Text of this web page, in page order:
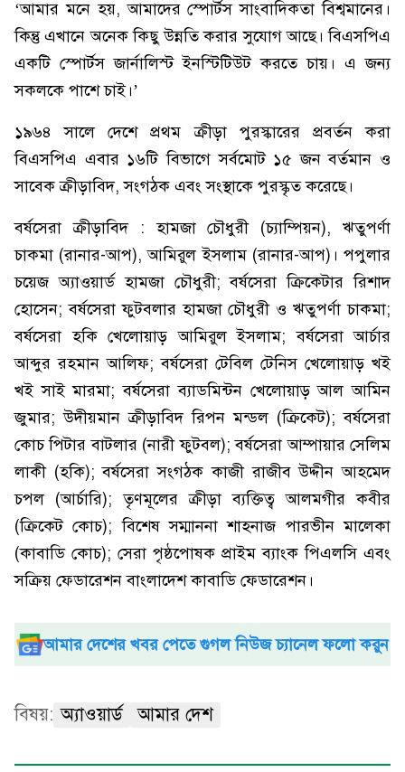
‘আমার মনে হয়, আমাদের স্পোর্টস সাংবাদিকতা বিশ্বমানের।
কিন্তু এখানে অনেক কিছু উন্নতি করার সুযোগ আছে। বিএসপিএ
একটি স্পোর্টস জার্নালিস্ট ইনস্টিটিউট করতে চায়। এ জন্য
সকলকে পাশে চাই।’
১৯৬৪ সালে দেশে প্রথম ক্রীড়া পুরস্কারের প্রবর্তন করা
বিএসপিএ এবার ১৬টি বিভাগে সর্বমোট ১৫ জন বর্তমান ও
সাবেক ক্রীড়াবিদ, সংগঠক এবং সংস্থাকে পুরস্কৃত করেছে।
বর্ষসেরা ক্রীড়াবিদ : হামজা চৌধুরী (চ্যাম্পিয়ন), ঋতুপর্ণা
চাকমা (রানার-আপ), আমিরুল ইসলাম (রানার-আপ)। পপুলার
চয়েজ অ্যাওয়ার্ড হামজা চৌধুরী; বর্ষসেরা ক্রিকেটার রিশাদ
হোসেন; বর্ষসেরা ফুটবলার হামজা চৌধুরী ও ঋতুপর্ণা চাকমা;
বর্ষসেরা হকি খেলোয়াড় আমিরুল ইসলাম; বর্ষসেরা আর্চার
আব্দুর রহমান আলিফ; বর্ষসেরা টেবিল টেনিস খেলোয়াড় খই
খই সাই মারমা; বর্ষসেরা ব্যাডমিন্টন খেলোয়াড় আল আমিন
জুমার; উদীয়মান ক্রীড়াবিদ রিপন মন্ডল (ক্রিকেট); বর্ষসেরা
কোচ পিটার বাটলার (নারী ফুটবল); বর্ষসেরা আম্পায়ার সেলিম
লাকী (হকি); বর্ষসেরা সংগঠক কাজী রাজীব উদ্দীন আহমেদ
চপল (আর্চারি); তৃণমূলের ক্রীড়া ব্যক্তিত্ব আলমগীর কবীর
(ক্রিকেট কোচ); বিশেষ সম্মাননা শাহনাজ পারভীন মালেকা
(কাবাডি কোচ); সেরা পৃষ্ঠপোষক প্রাইম ব্যাংক পিএলসি এবং
সক্রিয় ফেডারেশন বাংলাদেশ কাবাডি ফেডারেশন।
আমার দেশের খবর পেতে গুগল নিউজ চ্যানেল ফলো করুন
বিষয়: অ্যাওয়ার্ড আমার দেশ